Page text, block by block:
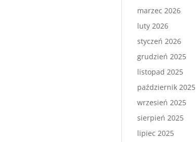
marzec 2026
luty 2026
styczeń 2026
grudzień 2025
listopad 2025
październik 2025
wrzesień 2025
sierpień 2025
lipiec 2025